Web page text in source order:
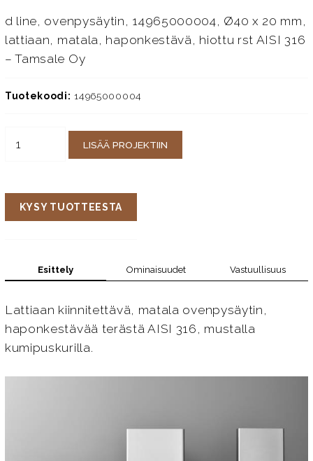
d line, ovenpysäytin, 14965000004, Ø40 x 20 mm,
lattiaan, matala, haponkestävä, hiottu rst AISI 316
– Tamsale Oy
Tuotekoodi: 14965000004
LISÄÄ PROJEKTIIN
KYSY TUOTTEESTA
Esittely Ominaisuudet Vastuullisuus
Lattiaan kiinnitettävä, matala ovenpysäytin,
haponkestävää terästä AISI 316, mustalla
kumipuskurilla.